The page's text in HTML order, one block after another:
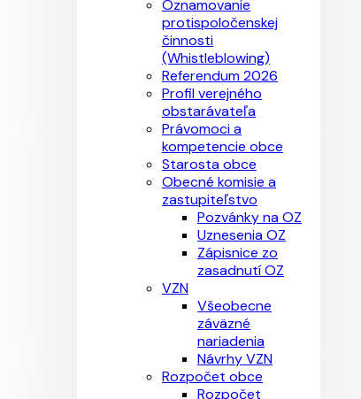
Oznamovanie
protispoločenskej
činnosti
(Whistleblowing)
Referendum 2026
Profil verejného
obstarávateľa
Právomoci a
kompetencie obce
Starosta obce
Obecné komisie a
zastupiteľstvo
Pozvánky na OZ
Uznesenia OZ
Zápisnice zo
zasadnutí OZ
VZN
Všeobecne
záväzné
nariadenia
Návrhy VZN
Rozpočet obce
Rozpočet